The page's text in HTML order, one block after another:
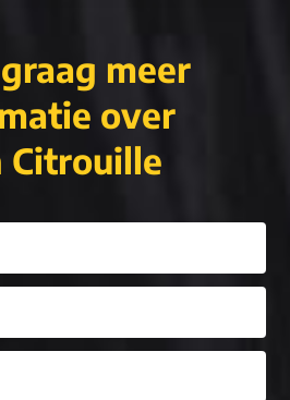
meer
over
Citrouille